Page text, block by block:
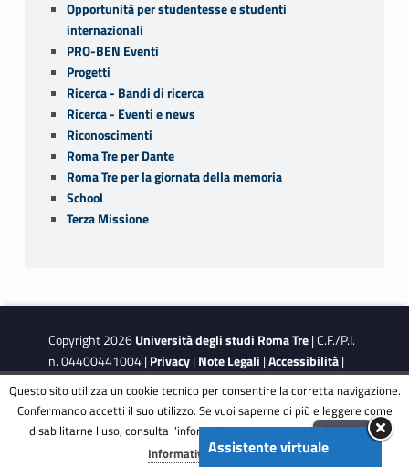
Opportunità per studentesse e studenti
internazionali
PRO-BEN Eventi
Progetti
Ricerca - Bandi di ricerca
Ricerca - Eventi e news
Riconoscimenti
Roma Tre per Dante
Roma Tre per la giornata della memoria
School
Terza Missione
Copyright 2026Università degli studi Roma Tre| C.F./P.I.
n. 04400441004 |Privacy|Note Legali |Accessibilità|
Obiettivi di accessibilità
| Dichiarazione di accessibilità
Assistente virtuale
This site is protected by reCAPTCHA and the GooglePrivacy
Terms of Serviceapply.
Questo sito utilizza un cookie tecnico per consentire la corretta navigazione.
Confermando accetti il suo utilizzo. Se vuoi saperne di più e leggere come
disabilitarne l'uso, consulta l'informativa estesa.ENG
Accetta
Informativa completa